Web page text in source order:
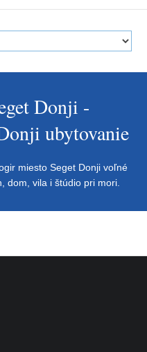
Donji -
ubytovanie
miesto Seget Donji voľné
dom, vila i štúdio pri mori.